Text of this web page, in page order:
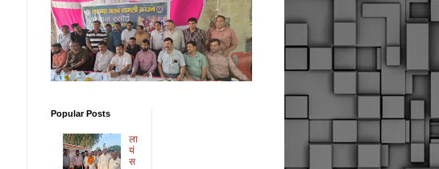
Popular Posts
ला
यं
स